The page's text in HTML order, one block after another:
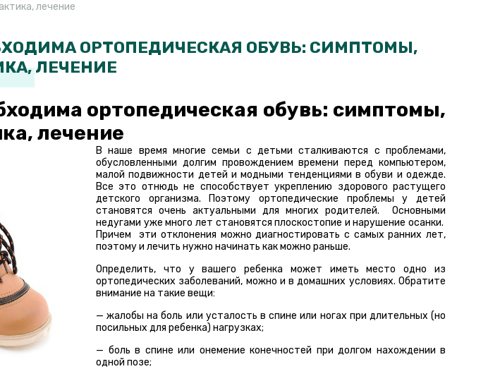
лечение
ОРТОПЕДИЧЕСКАЯ ОБУВЬ: СИМПТОМЫ,
ЛЕЧЕНИЕ
ортопедическая обувь: симптомы,
лечение
В наше время многие семьи с детьми сталкиваются с проблемами,
обусловленными долгим провождением времени перед компьютером,
малой подвижности детей и модными тенденциями в обуви и одежде.
Все это отнюдь не способствует укреплению здорового растущего
детского организма. Поэтому ортопедические проблемы у детей
становятся очень актуальными для многих родителей. Основными
недугами уже много лет становятся плоскостопие и нарушение осанки.
Причем эти отклонения можно диагностировать с самых ранних лет,
поэтому и лечить нужно начинать как можно раньше.
Определить, что у вашего ребенка может иметь место одно из
ортопедических заболеваний, можно и в домашних условиях. Обратите
внимание на такие вещи:
— жалобы на боль или усталость в спине или ногах при длительных (но
посильных для ребенка) нагрузках;
— боль в спине или онемение конечностей при долгом нахождении в
одной позе;